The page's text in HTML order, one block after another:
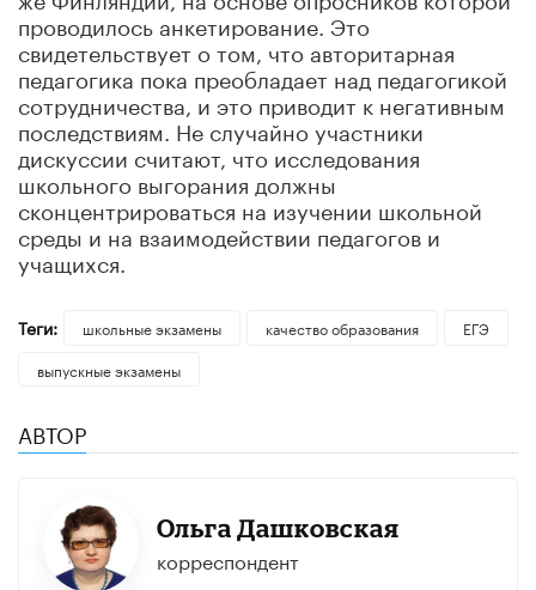
проводилось анкетирование. Это
свидетельствует о том, что авторитарная
педагогика пока преобладает над педагогикой
сотрудничества, и это приводит к негативным
последствиям. Не случайно участники
дискуссии считают, что исследования
школьного выгорания должны
сконцентрироваться на изучении школьной
среды и на взаимодействии педагогов и
учащихся.
Теги: школьные экзамены качество образования
ЕГЭ
выпускные экзамены
АВТОР
Ольга Дашковская
корреспондент